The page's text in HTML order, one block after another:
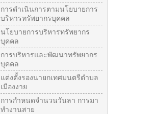
การดำเนินการตามนโยบายการ
บริหารทรัพยากรบุคคล
นโยบายการบริหารทรัพยากร
บุคคล
การบริหารและพัฒนาทรัพยากร
บุคคล
แต่งตั้งรองนายกเทศมนตรีตำบล
เมืองงาย
การกำหนดจำนวนวันลา การมา
ทำงานสาย